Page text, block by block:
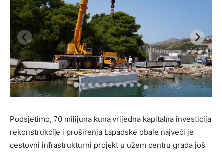
Podsjetimo, 70 milijuna kuna vrijedna kapitalna investicija
rekonstrukcije i proširenja Lapadske obale najveći je
cestovni infrastrukturni projekt u užem centru grada još